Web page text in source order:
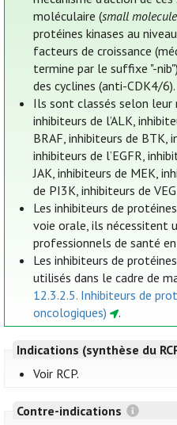
moléculaire (small
protéines kinases au
facteurs de croissance
termine par le suffixe "-
des cyclines (anti-CDK4/6).
Ils sont classés selon leur
inhibiteurs de l’ALK,
BRAF, inhibiteurs de BTK,
inhibiteurs de l’EGFR,
JAK, inhibiteurs de MEK,
de PI3K, inhibiteurs de
Les inhibiteurs de
voie orale, ils nécessitent
professionnels de santé
Les inhibiteurs de
utilisés dans le cadre de
12.3.2.5. Inhibiteurs de
oncologiques)
.
Indications (synthèse du
Voir RCP.
Contre-indications